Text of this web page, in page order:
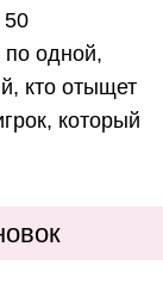
50
по одной,
кто отыщет
который